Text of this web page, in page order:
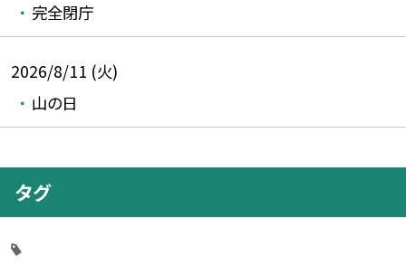
完全閉庁
2026/8/11 (火)
山の日
タグ